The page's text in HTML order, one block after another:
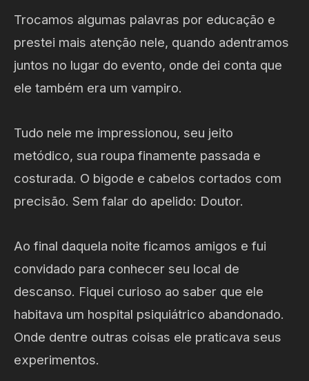
Trocamos algumas palavras por educação e
prestei mais atenção nele, quando adentramos
juntos no lugar do evento, onde dei conta que
ele também era um vampiro.
Tudo nele me impressionou, seu jeito
metódico, sua roupa finamente passada e
costurada. O bigode e cabelos cortados com
precisão. Sem falar do apelido: Doutor.
Ao final daquela noite ficamos amigos e fui
convidado para conhecer seu local de
descanso. Fiquei curioso ao saber que ele
habitava um hospital psiquiátrico abandonado.
Onde dentre outras coisas ele praticava seus
experimentos.